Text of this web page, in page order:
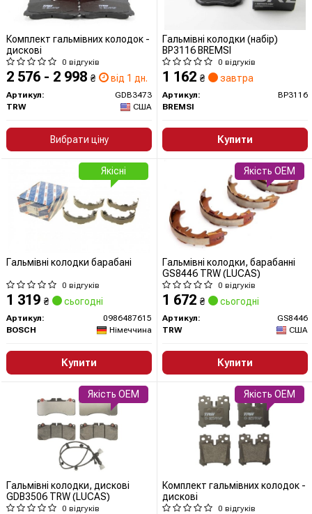
Комплект гальмівних колодок -
дискові
0 відгуків
2 576 - 2 998 ₴ від 1 дн.
Артикул:
GDB3473
TRW
США
Вибрати ціну
Гальмівні колодки (набір)
BP3116 BREMSI
0 відгуків
1 162 ₴ завтра
Артикул:
BP3116
BREMSI
Купити
Гальмівні колодки барабані
0 відгуків
1 319 ₴ сьогодні
Артикул:
0986487615
BOSCH
Німеччина
Купити
Якісні
Гальмівні колодки, барабанні
GS8446 TRW (LUCAS)
0 відгуків
1 672 ₴ сьогодні
Артикул:
GS8446
TRW
США
Купити
Якість OEM
Гальмівні колодки, дискові
GDB3506 TRW (LUCAS)
0 відгуків
Якість OEM
Комплект гальмівних колодок -
дискові
0 відгуків
Якість OEM